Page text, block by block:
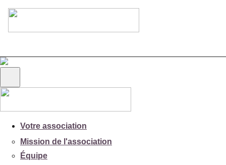
Votre association
Mission de l'association
Équipe